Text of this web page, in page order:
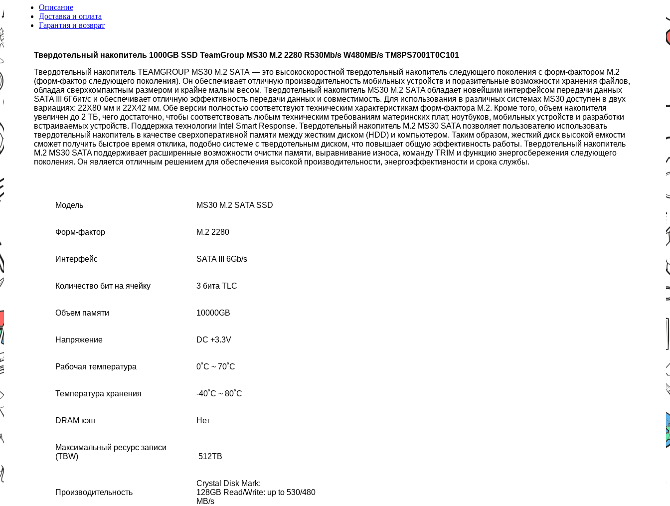
Описание
Доставка и оплата
Гарантия и возврат
Твердотельный накопитель 1000GB SSD TeamGroup MS30 M.2 2280 R530Mb/s W480MB/s TM8PS7001T0C101
Твердотельный накопитель TEAMGROUP MS30 M.2 SATA — это высокоскоростной твердотельный накопитель следующего поколения с форм-фактором M.2
(форм-фактор следующего поколения). Он обеспечивает отличную производительность мобильных устройств и поразительные возможности хранения файлов,
обладая сверхкомпактным размером и крайне малым весом. Твердотельный накопитель MS30 M.2 SATA обладает новейшим интерфейсом передачи данных
SATA III 6Гбит/с и обеспечивает отличную эффективность передачи данных и совместимость. Для использования в различных системах MS30 доступен в двух
вариациях: 22X80 мм и 22X42 мм. Обе версии полностью соответствуют техническим характеристикам форм-фактора M.2. Кроме того, объем накопителя
увеличен до 2 ТБ, чего достаточно, чтобы соответствовать любым техническим требованиям материнских плат, ноутбуков, мобильных устройств и разработки
встраиваемых устройств. Поддержка технологии Intel Smart Response. Твердотельный накопитель M.2 MS30 SATA позволяет пользователю использовать
твердотельный накопитель в качестве сверхоперативной памяти между жестким диском (HDD) и компьютером. Таким образом, жесткий диск высокой емкости
сможет получить быстрое время отклика, подобно системе с твердотельным диском, что повышает общую эффективность работы. Твердотельный накопитель
M.2 MS30 SATA поддерживает расширенные возможности очистки памяти, выравнивание износа, команду TRIM и функцию энергосбережения следующего
поколения. Он является отличным решением для обеспечения высокой производительности, энергоэффективности и срока службы.
Модель MS30 M.2 SATA SSD
Форм-фактор M.2 2280
Интерфейс SATA III 6Gb/s
Количество бит на ячейку 3 бита TLC
Объем памяти 10000GB
Напряжение DC +3.3V
Рабочая температура 0˚C ~ 70˚C
Температура хранения -40˚C ~ 80˚C
DRAM кэш Нет
Максимальный ресурс записи
(TBW) 512TB
Производительность
Crystal Disk Mark:
128GB Read/Write: up to 530/480
MB/s